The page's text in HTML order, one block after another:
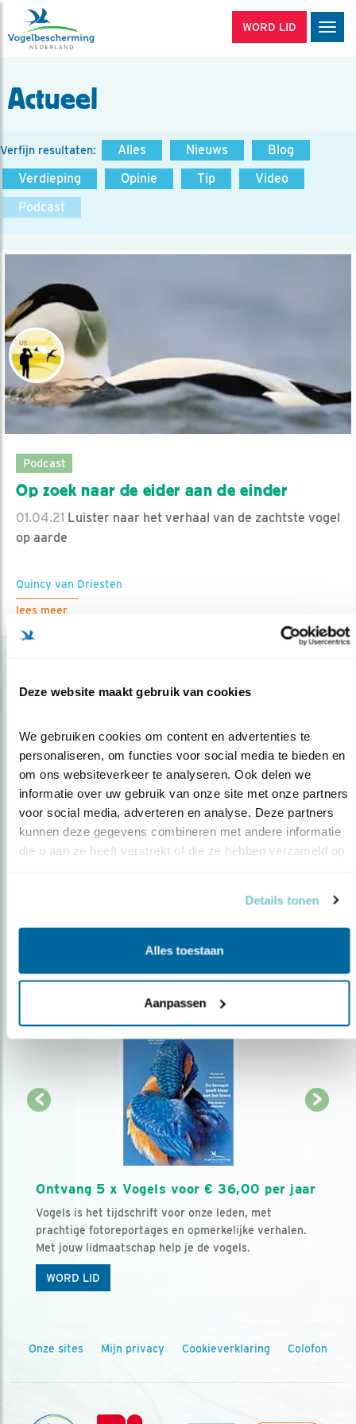
Deze website maakt gebruik van cookies
We gebruiken cookies om content en advertenties te
personaliseren, om functies voor social media te bieden en
om ons websiteverkeer te analyseren. Ook delen we
informatie over uw gebruik van onze site met onze partners
voor social media, adverteren en analyse. Deze partners
kunnen deze gegevens combineren met andere informatie
die u aan ze heeft verstrekt of die ze hebben verzameld op
Details tonen
Alles toestaan
Aanpassen
WORD LID
Actueel
Verfijn resultaten: Alles Nieuws
Blog
Verdieping
Opinie Tip
Video
Podcast
Podcast
Op zoek naar de eider aan de einder
01.04.21 Luister naar het verhaal van de zachtste vogel
op aarde
Quincy van Driesten
lees meer
Op de hoogte blijven?
Meld je aan en ontvang nieuws, inspiratie, acties en tips
over vogels en activiteiten van Vogelbescherming.
Ontvang 5 x Vogels voor € 36,00 per jaar
Vogels is het tijdschrift voor onze leden, met
prachtige fotoreportages en opmerkelijke verhalen.
Met jouw lidmaatschap help je de vogels.
WORD LID
Onze sites Mijn privacy Cookieverklaring Colofon